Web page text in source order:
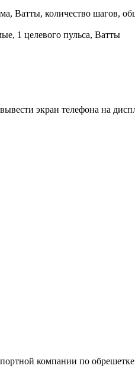
Ватты, количество шагов,
1 целевого пульса, Ватты
экран телефона на
компании по